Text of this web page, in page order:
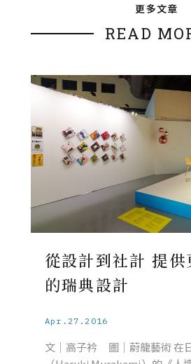
更多文章
READ
從設計到社計 提供
的瑞典設計
Apr.27.2016
文│高子衿 圖│蔚龍藝術 在